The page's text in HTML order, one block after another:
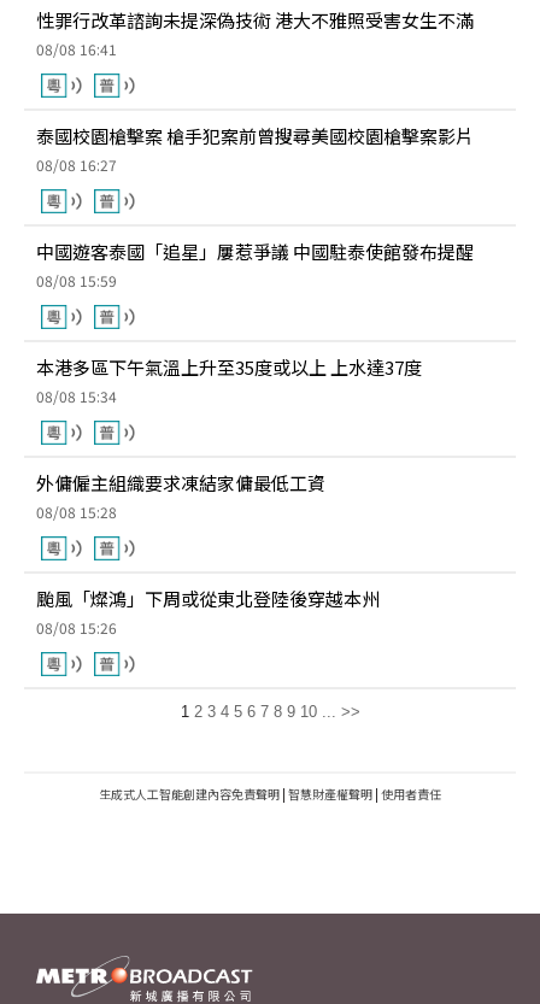
性罪行改革諮詢未提深偽技術 港大不雅照受害女生不滿
08/08 16:41
泰國校園槍擊案 槍手犯案前曾搜尋美國校園槍擊案影片
08/08 16:27
中國遊客泰國「追星」屢惹爭議 中國駐泰使館發布提醒
08/08 15:59
本港多區下午氣溫上升至35度或以上 上水達37度
08/08 15:34
外傭僱主組織要求凍結家傭最低工資
08/08 15:28
颱風「燦鴻」下周或從東北登陸後穿越本州
08/08 15:26
1 2 3 4 5 6 7 8 9 10 ... >>
生成式人工智能創建內容免責聲明 | 智慧財產權聲明 | 使用者責任